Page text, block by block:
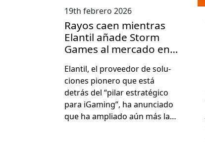
19th febrero 2026
Rayos caen mientras
Elantil añade Storm
Games al mercado en
Elan­til, el provee­dor de solu­
ciones pio­nero que está
detrás del “pilar estratégi­co
para iGam­ing”, ha anun­ci­a­do
que ha ampli­a­do aún más la…